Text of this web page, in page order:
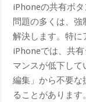
iPhoneの共有ボ
問題の多くは、
解決します。特に
iPhoneでは、共
マンスが低下して
編集」から不要な
ることがあります。